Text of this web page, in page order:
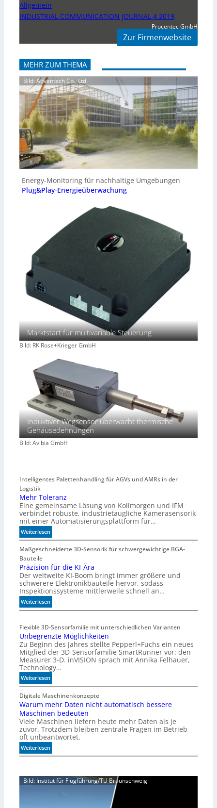
Allgemein
INDUSTRIAL COMMUNICATION JOURNAL 4 2019
Procentec GmbH
Zur Firmenwebsite
MEHR ZUM THEMA
Bild: Advantech Co., Ltd.
Energy-Monitoring für nachhaltige Umgebungen
Plug&Play-Energieüberwachung
Marktstart für multivariable Steuerung
Bild: RK Rose+Krieger GmbH
Induktiver Wegsensor überwacht thermische
Gehäusedehnungen
Bild: Avibia GmbH
Intelligentes Palettenhandling für AGVs und AMRs in der
Logistik
Mehr Toleranz
Eine gemeinsame Lösung von Kollmorgen und IFM
verbindet robuste, industrietaugliche Kamerasensorik
mit einer Automatisierungsplattform für…
Weiterlesen:
M
e
r
T
o
l
e
r
n
z
Maßgeschneiderte 3D-Sensorik für schwergewichtige BGA-
Bauteile
Präzision für die KI-Ära
Der weltweite KI-Boom bringt immer größere und
schwerere Elektronikbauteile hervor, sodass
Inspektionssysteme mittlerweile schnell an…
Weiterlesen:
P
ä
z
i
s
o
n
f
ü
r
d
i
e
K
I
-
r
a
Flexible 3D-Sensorfamilie mit unterschiedlichen Varianten
Unbegrenzte Möglichkeiten
Zu Beginn des Jahres stellte Pepperl+Fuchs ein neues
Mitglied der 3D-Sensorfamilie SmartRunner vor: den
Measurer 3-D. inVISION sprach mit Annika Felhauer,
Technology…
Weiterlesen:
U
n
b
e
g
r
e
n
z
M
Digitale Maschinenkonzepte
Warum mehr Daten nicht automatisch bessere
Maschinen bedeuten
Viele Maschinen liefern heute mehr Daten als je
zuvor. Trotzdem bleiben zentrale Fragen im Betrieb
oft unbeantwortet.
Weiterlesen:
W
u
Bild: Institut für Flugführung/TU Braunschweig